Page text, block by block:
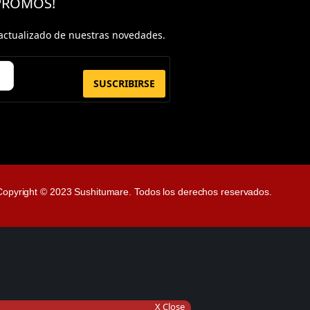
de nuestras novedades.
SUSCRIBIRSE
© 2023 Sushitumare. Todos los derechos reservados.
X Close